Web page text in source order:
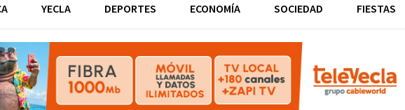
YECLA DEPORTES ECONOMÍA SOCIEDAD FIESTAS